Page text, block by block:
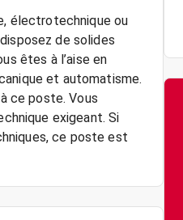
électrotechnique ou
de solides
êtes à l’aise en
et automatisme.
ce poste. Vous
exigeant. Si
ce poste est